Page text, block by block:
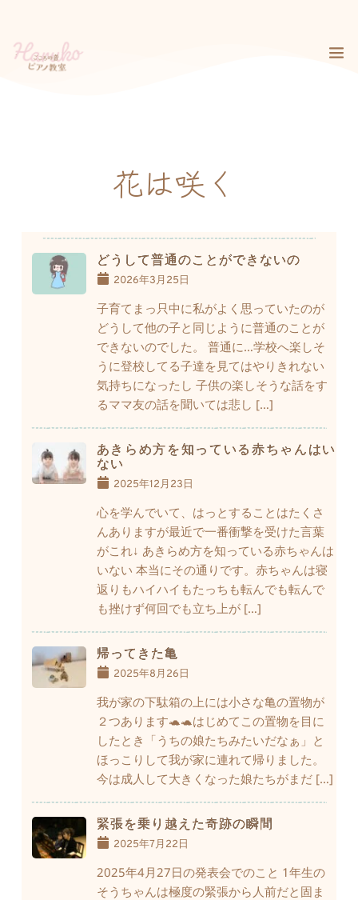
花は咲く
どうして普通のことができないの
2026年3月25日
子育てまっ只中に私がよく思っていたのが
どうして他の子と同じように普通のことが
できないのでした。 普通に…学校へ楽しそ
うに登校してる子達を見てはやりきれない
気持ちになったし 子供の楽しそうな話をす
るママ友の話を聞いては悲し […]
あきらめ方を知っている赤ちゃんはい
ない
2025年12月23日
心を学んでいて、はっとすることはたくさ
んありますが最近で一番衝撃を受けた言葉
がこれ↓ あきらめ方を知っている赤ちゃんは
いない 本当にその通りです。赤ちゃんは寝
返りもハイハイもたっちも転んでも転んで
も挫けず何回でも立ち上が […]
帰ってきた亀
2025年8月26日
我が家の下駄箱の上には小さな亀の置物が
２つあります🐢🐢はじめてこの置物を目に
したとき「うちの娘たちみたいだなぁ」と
ほっこりして我が家に連れて帰りました。
今は成人して大きくなった娘たちがまだ […]
緊張を乗り越えた奇跡の瞬間
2025年7月22日
2025年4月27日の発表会でのこと 1年生の
そうちゃんは極度の緊張から人前だと固ま